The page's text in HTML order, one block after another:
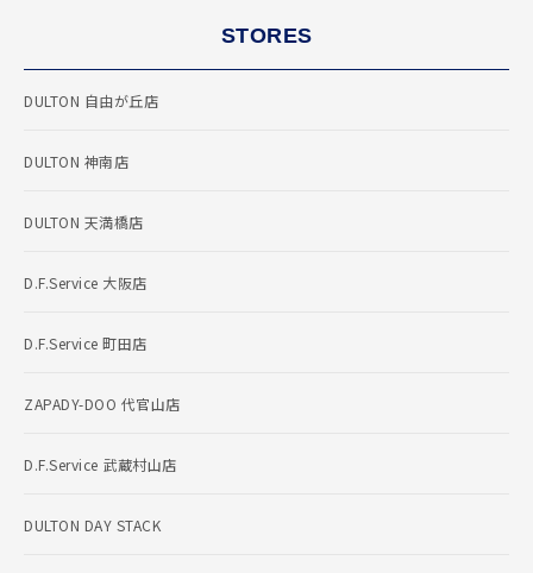
STORES
DULTON 自由が丘店
DULTON 神南店
DULTON 天満橋店
D.F.Service 大阪店
D.F.Service 町田店
ZAPADY-DOO 代官山店
D.F.Service 武蔵村山店
DULTON DAY STACK